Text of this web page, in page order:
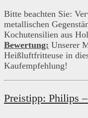
Bitte beachten Sie:
metallischen
Kochutensilien aus
Bewertung: Unserer
Heißluftfritteuse in
Kaufempfehlung!
Preistipp: Philips